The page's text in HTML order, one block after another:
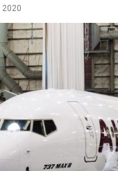
2020